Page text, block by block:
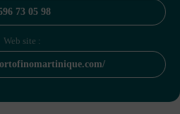
73 05 98
Web site :